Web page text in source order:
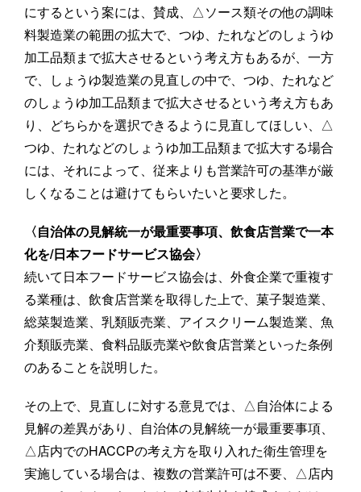
にするという案には、賛成、△ソース類その他の調味
料製造業の範囲の拡大で、つゆ、たれなどのしょうゆ
加工品類まで拡大させるという考え方もあるが、一方
で、しょうゆ製造業の見直しの中で、つゆ、たれなど
のしょうゆ加工品類まで拡大させるという考え方もあ
り、どちらかを選択できるように見直してほしい、△
つゆ、たれなどのしょうゆ加工品類まで拡大する場合
には、それによって、従来よりも営業許可の基準が厳
しくなることは避けてもらいたいと要求した。
〈自治体の見解統一が最重要事項、飲食店営業で一本
化を/日本フードサービス協会〉
続いて日本フードサービス協会は、外食企業で重複す
る業種は、飲食店営業を取得した上で、菓子製造業、
総菜製造業、乳類販売業、アイスクリーム製造業、魚
介類販売業、食料品販売業や飲食店営業といった条例
のあることを説明した。
その上で、見直しに対する意見では、△自治体による
見解の差異があり、自治体の見解統一が最重要事項、
△店内でのHACCPの考え方を取り入れた衛生管理を
実施している場合は、複数の営業許可は不要、△店内